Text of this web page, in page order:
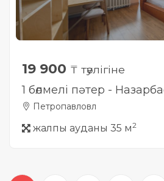
19 900 ₸ тәулігіне
1 бөлмелі пәтер -
Петропавловл
жалпы ауданы 35 м2